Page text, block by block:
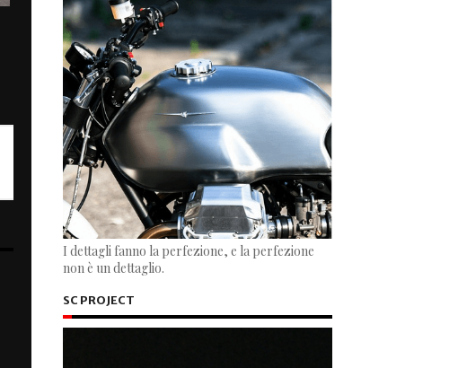
I dettagli fanno la perfezione, e la perfezione
non è un dettaglio.
SC PROJECT